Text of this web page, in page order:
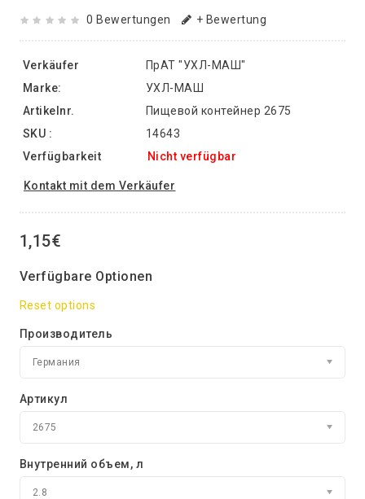
0 Bewertungen + Bewertung
Verkäufer
ПрАТ "УХЛ-МАШ"
Marke:
УХЛ-МАШ
Artikelnr.
Пищевой контейнер 2675
SKU :
14643
Verfügbarkeit
Nicht verfügbar
Kontakt mit dem Verkäufer
1,15€
Verfügbare Optionen
Reset options
Производитель
Германия
Артикул
2675
Внутренний объем, л
2.8